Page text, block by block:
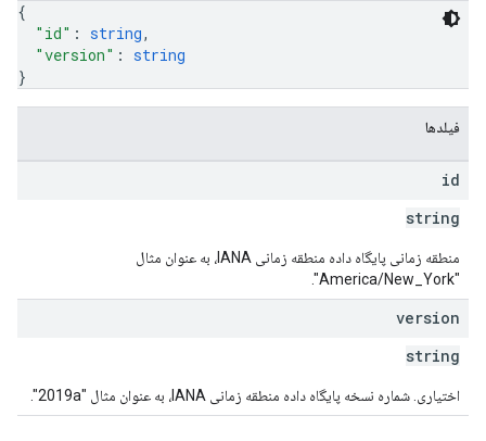
{
"id" : string,
"version" : string
}
فیلدها
id
string
منطقه زمانی پایگاه داده منطقه زمانی IANA، به عنوان مثال
"America/New_York".
version
string
اختیاری. شماره نسخه پایگاه داده منطقه زمانی IANA، به عنوان مثال "2019a".